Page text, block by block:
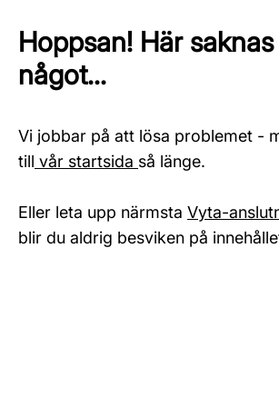
Hoppsan! Här
något...
Vi jobbar på att lösa problemet -
till vår startsida så länge.
Eller leta upp närmsta Vyta-
blir du aldrig besviken på